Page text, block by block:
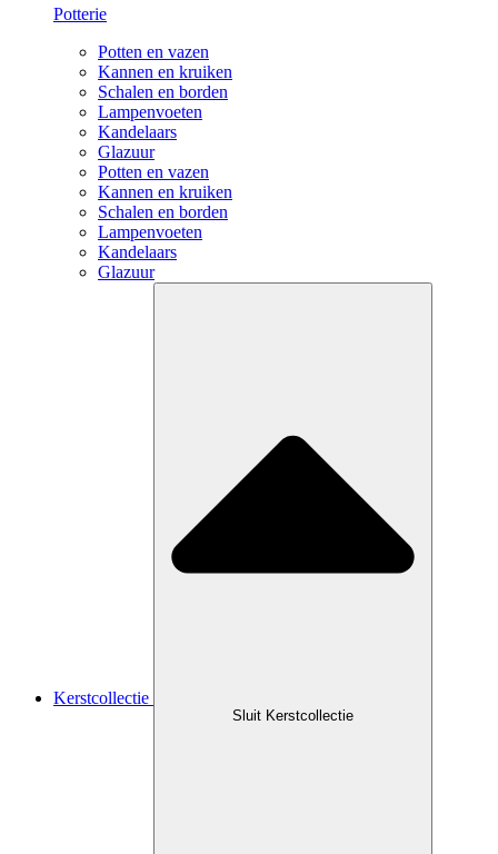
Potterie
Potten en vazen
Kannen en kruiken
Schalen en borden
Lampenvoeten
Kandelaars
Glazuur
Potten en vazen
Kannen en kruiken
Schalen en borden
Lampenvoeten
Kandelaars
Glazuur
Kerstcollectie
Sluit Kerstcollectie